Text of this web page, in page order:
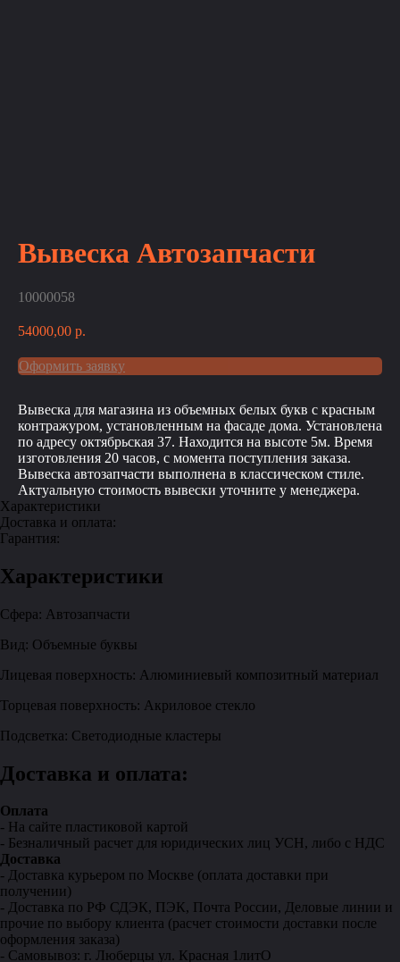
Вывеска Автозапчасти
10000058
54000,00 р.
Оформить заявку
Вывеска для магазина из объемных белых букв с красным
контражуром, установленным на фасаде дома. Установлена
по адресу октябрьская 37. Находится на высоте 5м. Время
изготовления 20 часов, с момента поступления заказа.
Вывеска автозапчасти выполнена в классическом стиле.
Актуальную стоимость вывески уточните у менеджера.
Характеристики
Доставка и оплата:
Гарантия:
Характеристики
Сфера: Автозапчасти
Вид: Объемные буквы
Лицевая поверхность: Алюминиевый композитный материал
Торцевая поверхность: Акриловое стекло
Подсветка: Светодиодные кластеры
Доставка и оплата:
Оплата
- На сайте пластиковой картой
- Безналичный расчет для юридических лиц УСН, либо с НДС
Доставка
- Доставка курьером по Москве (оплата доставки при
получении)
- Доставка по РФ СДЭК, ПЭК, Почта России, Деловые линии и
прочие по выбору клиента (расчет стоимости доставки после
оформления заказа)
- Самовывоз: г. Люберцы ул. Красная 1литО